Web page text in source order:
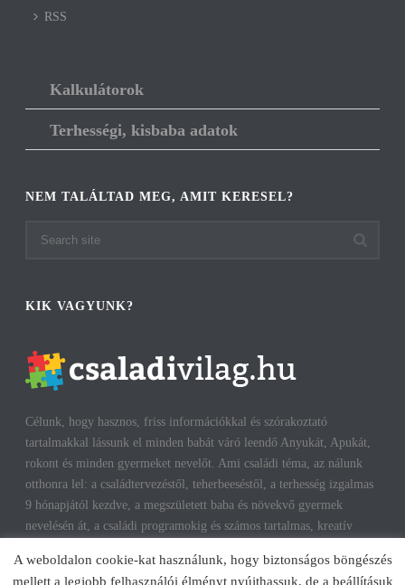
RSS
Kalkulátorok
Terhességi, kisbaba adatok
NEM TALÁLTAD MEG, AMIT KERESEL?
KIK VAGYUNK?
Célunk, hogy hasznos, friss információkkal és szórakoztató
tartalmakkal lássunk el minden babát váró leendő Anyukát, Apukát,
rokont és minden gyermeket nevelőt. Ami családi téma, az nálunk
otthonra lel: a családtervezéstől, teherbeeséstől, a terhesség izgalmas
9 hónapjától kezdve, a megszületett baba és növekvő gyermek
nevelésén át, a családi programokig és számos tartalmas, kreatív
gyermekkorhoz, gyerekeink testi és lelki egészségéhez az út többek
A weboldalon cookie-kat használunk, hogy biztonságos böngészés
mellett a legjobb felhasználói élményt nyújthassuk, de a beállításuk